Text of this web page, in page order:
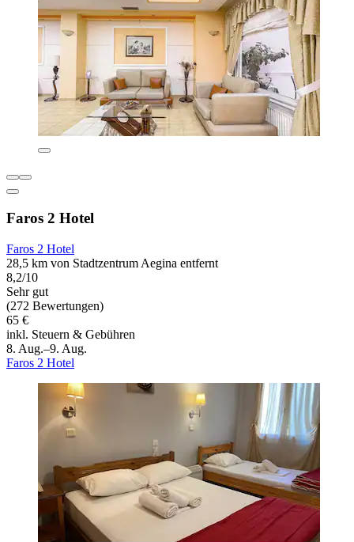
Faros 2 Hotel
Faros 2 Hotel
28,5 km von Stadtzentrum Aegina entfernt
8,2/10
Sehr gut
(272 Bewertungen)
65 €
inkl. Steuern & Gebühren
8. Aug.–9. Aug.
Faros 2 Hotel